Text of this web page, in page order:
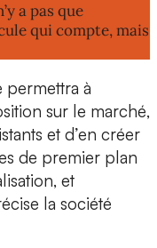
a pas que
qui compte, mais
permettra à
sur le marché,
et d’en créer
de premier plan
et
la société